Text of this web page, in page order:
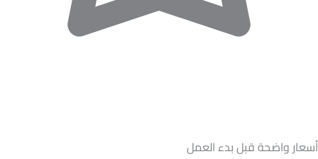
أسعار واضحة قبل بدء العمل